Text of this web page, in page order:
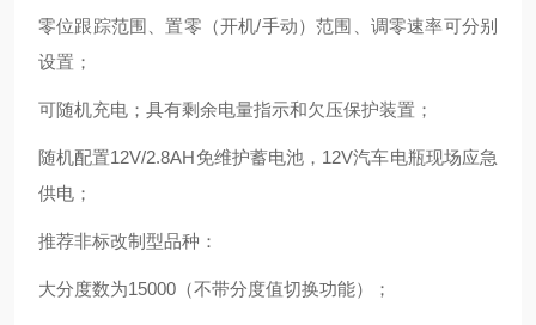
零位跟踪范围、置零（开机/手动）范围、调零速率可分别
设置；
可随机充电；具有剩余电量指示和欠压保护装置；
随机配置12V/2.8AH免维护蓄电池，12V汽车电瓶现场应急
供电；
推荐非标改制型品种：
大分度数为15000（不带分度值切换功能）；